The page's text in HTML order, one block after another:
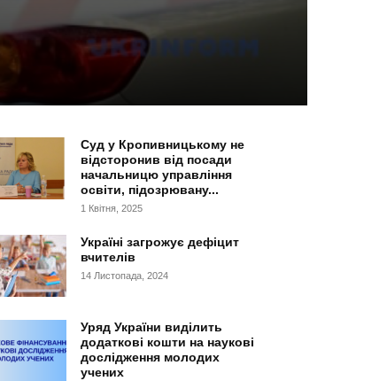
Суд у Кропивницькому не
відсторонив від посади
начальницю управління
освіти, підозрювану...
1 Квітня, 2025
Україні загрожує дефіцит
вчителів
14 Листопада, 2024
Уряд України виділить
додаткові кошти на наукові
дослідження молодих
учених